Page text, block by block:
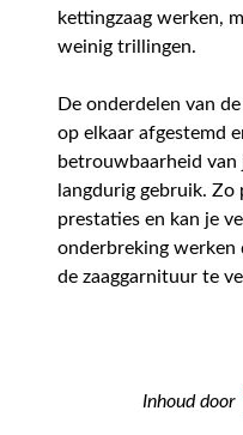
kettingzaag werken,
weinig trillingen.
De onderdelen van
op elkaar afgestemd
betrouwbaarheid van
langdurig gebruik.
prestaties en kan je
onderbreking werken
de zaaggarnituur te
Inhoud door